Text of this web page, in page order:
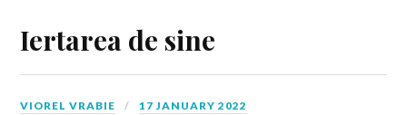
Iertarea de sine
VIOREL VRABIE 17 JANUARY 2022